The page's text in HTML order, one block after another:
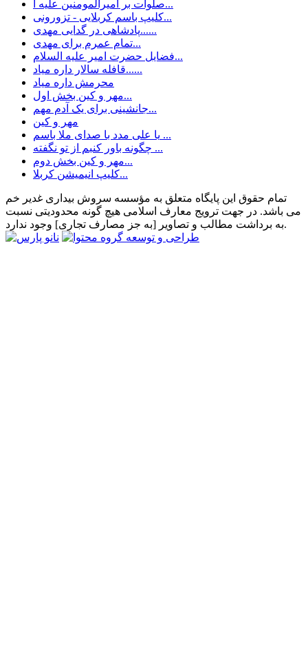
صلوات بر امیرالمومنین علیه ا...
کلیپ باسم کربلایی - تزورونی...
پادشاهی در گدایی مهدی......
تمام عمرم برای مهدی...
فضایل حضرت امیر علیه السلام...
قافله سالار داره میاد......
محرمش داره میاد
مهر و کین بخش اول...
جانشینی برای یک آدم مهم...
مهر و کین
یا علی مدد با صدای ملا باسم ...
چگونه باور کنبم از تو نگفته ...
مهر و کین بخش دوم...
کلیپ انیمیشن کربلا...
تمام حقوق این پایگاه متعلق به مؤسسه سروش بیداری غدیر خم
می باشد. در جهت ترویج معارف اسلامی هیچ گونه محدودیتی نسبت
به برداشت مطالب و تصاویر [به جز مصارف تجاری] وجود ندارد.